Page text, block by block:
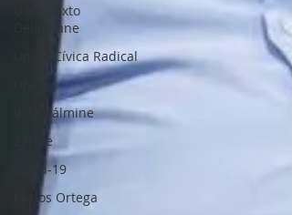
U.V. Calixto
Dellepiane
Unión Cívica Radical
Villa Dálmine
Zárate
Covid-19
Carlos Ortega